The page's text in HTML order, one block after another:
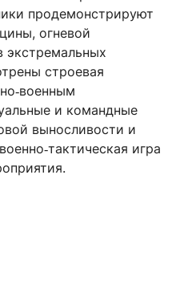
продемонстрируют
огневой
экстремальных
строевая
и командные
выносливости и
игра